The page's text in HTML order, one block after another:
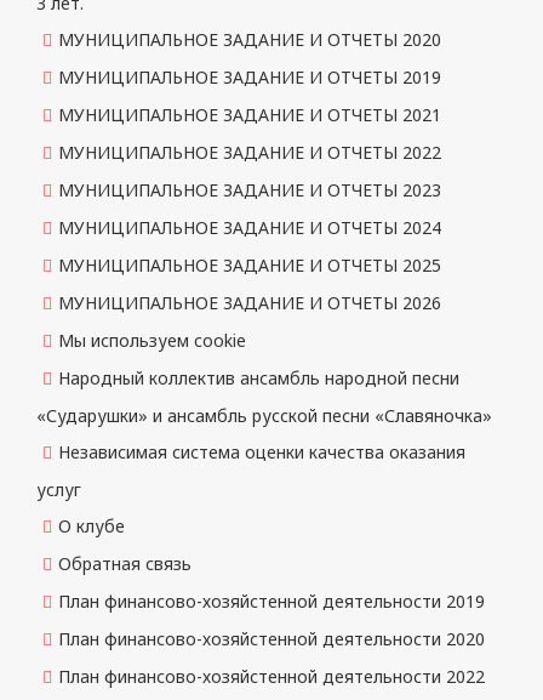
МУНИЦИПАЛЬНОЕ ЗАДАНИЕ И ОТЧЕТЫ 2020
МУНИЦИПАЛЬНОЕ ЗАДАНИЕ И ОТЧЕТЫ 2019
МУНИЦИПАЛЬНОЕ ЗАДАНИЕ И ОТЧЕТЫ 2021
МУНИЦИПАЛЬНОЕ ЗАДАНИЕ И ОТЧЕТЫ 2022
МУНИЦИПАЛЬНОЕ ЗАДАНИЕ И ОТЧЕТЫ 2023
МУНИЦИПАЛЬНОЕ ЗАДАНИЕ И ОТЧЕТЫ 2024
МУНИЦИПАЛЬНОЕ ЗАДАНИЕ И ОТЧЕТЫ 2025
МУНИЦИПАЛЬНОЕ ЗАДАНИЕ И ОТЧЕТЫ 2026
Мы используем cookie
Народный коллектив ансамбль народной песни
«Сударушки» и ансамбль русской песни «Славяночка»
Независимая система оценки качества оказания
услуг
О клубе
Обратная связь
План финансово-хозяйстенной деятельности 2019
План финансово-хозяйстенной деятельности 2020
План финансово-хозяйстенной деятельности 2022